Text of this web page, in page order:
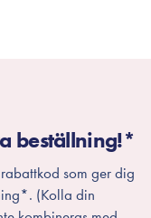
beställning!*
som ger dig
(Kolla din